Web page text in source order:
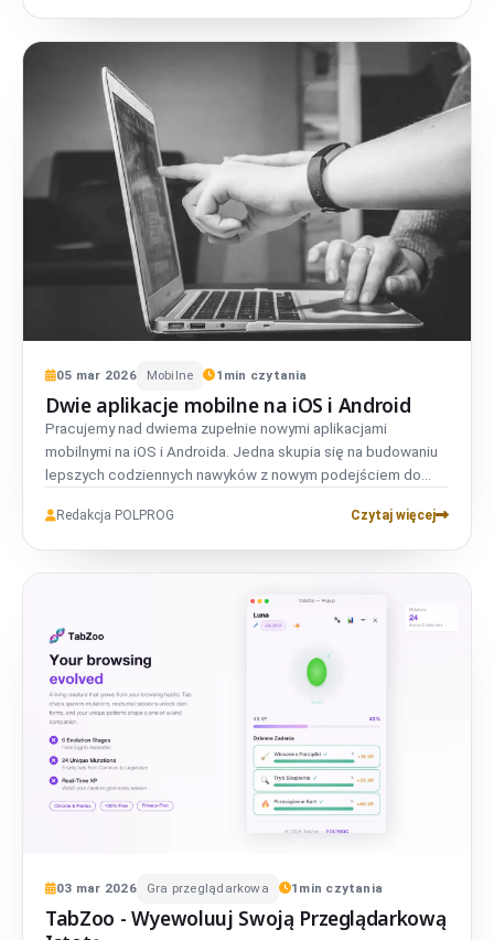
05 mar 2026 Mobilne 1 min czytania
Dwie aplikacje mobilne na iOS i Android
Pracujemy nad dwiema zupełnie nowymi aplikacjami
mobilnymi na iOS i Androida. Jedna skupia się na budowaniu
lepszych codziennych nawyków z nowym podejściem do
momenty w życiu. Śledź nas po więcej szczegółów!
Redakcja POLPROG Czytaj więcej
03 mar 2026 Gra przeglądarkowa 1 min czytania
TabZoo - Wyewoluuj Swoją Przeglądarkową